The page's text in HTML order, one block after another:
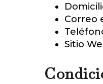
Correo
Sitio